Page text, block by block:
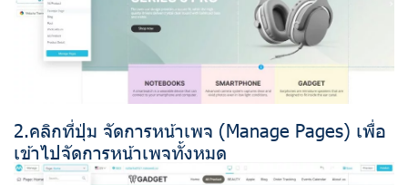
2.คลิกที่ปุ่ม จัดการหน้าเพจ (Manage Pages) เพื่อ
เข้าไปจัดการหน้าเพจทั้งหมด